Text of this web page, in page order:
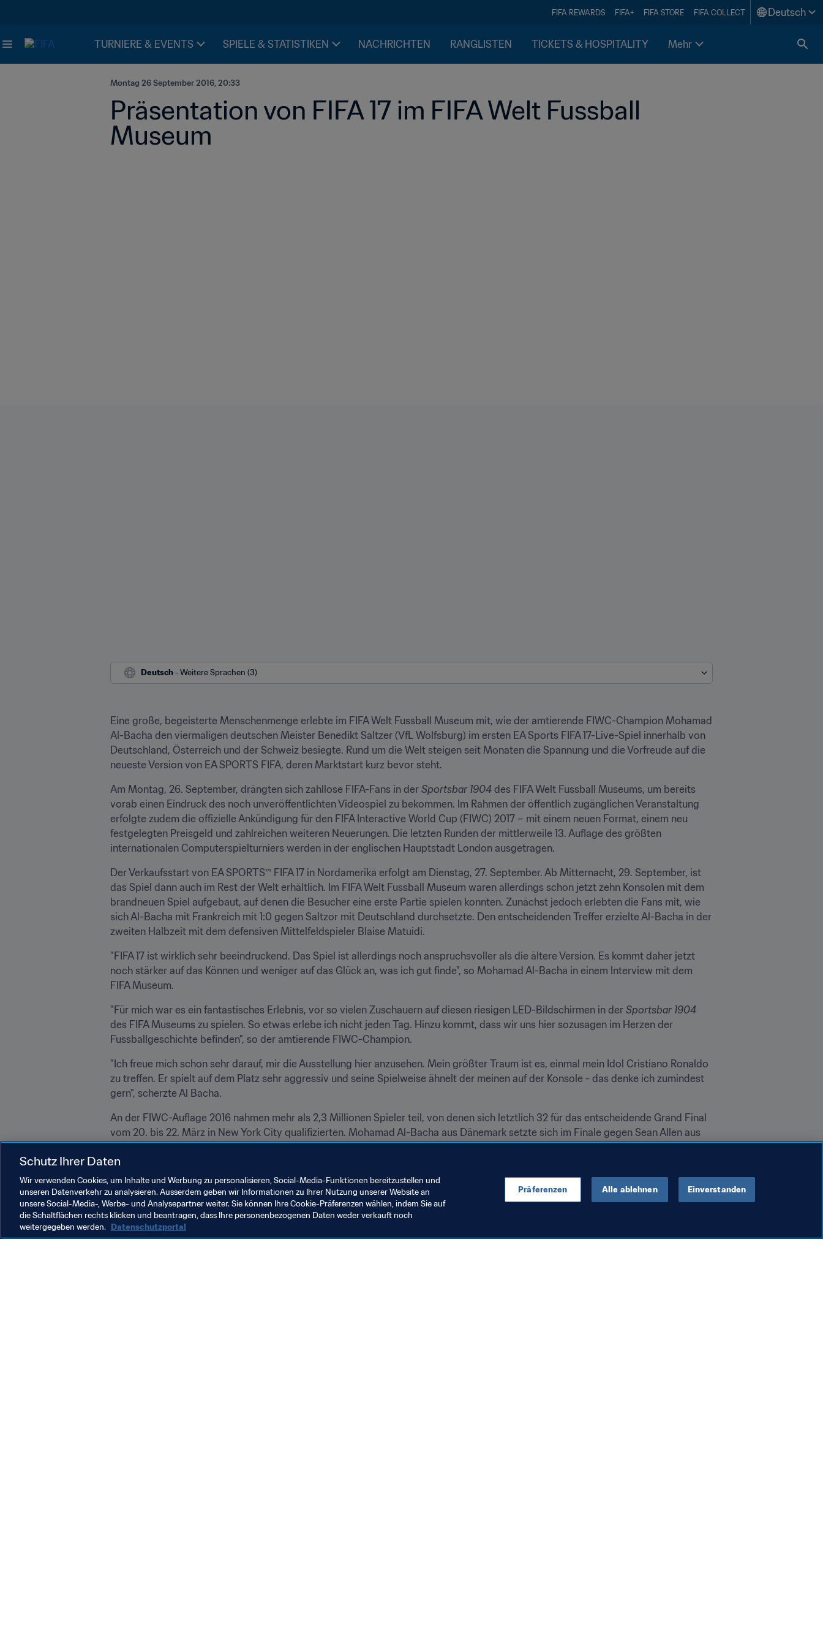
FIFA REWARDS FIFA+ FIFA STORE FIFA COLLECT Deutsch
TURNIERE & EVENTS SPIELE & STATISTIKEN NACHRICHTEN RANGLISTEN TICKETS & HOSPITALITY Mehr
Montag 26 September 2016, 20:33
Präsentation von FIFA 17 im FIFA Welt Fussball
Museum
Deutsch - Weitere Sprachen (3)
Eine große, begeisterte Menschenmenge erlebte im FIFA Welt Fussball Museum mit, wie der amtierende FIWC-Champion Mohamad
Al-Bacha den viermaligen deutschen Meister Benedikt Saltzer (VfL Wolfsburg) im ersten EA Sports FIFA 17-Live-Spiel innerhalb von
Deutschland, Österreich und der Schweiz besiegte. Rund um die Welt steigen seit Monaten die Spannung und die Vorfreude auf die
neueste Version von EA SPORTS FIFA, deren Marktstart kurz bevor steht.
Am Montag, 26. September, drängten sich zahllose FIFA-Fans in der Sportsbar 1904 des FIFA Welt Fussball Museums, um bereits
vorab einen Eindruck des noch unveröffentlichten Videospiel zu bekommen. Im Rahmen der öffentlich zugänglichen Veranstaltung
erfolgte zudem die offizielle Ankündigung für den FIFA Interactive World Cup (FIWC) 2017 – mit einem neuen Format, einem neu
festgelegten Preisgeld und zahlreichen weiteren Neuerungen. Die letzten Runden der mittlerweile 13. Auflage des größten
internationalen Computerspielturniers werden in der englischen Hauptstadt London ausgetragen.
Der Verkaufsstart von EA SPORTS™ FIFA 17 in Nordamerika erfolgt am Dienstag, 27. September. Ab Mitternacht, 29. September, ist
das Spiel dann auch im Rest der Welt erhältlich. Im FIFA Welt Fussball Museum waren allerdings schon jetzt zehn Konsolen mit dem
brandneuen Spiel aufgebaut, auf denen die Besucher eine erste Partie spielen konnten. Zunächst jedoch erlebten die Fans mit, wie
sich Al-Bacha mit Frankreich mit 1:0 gegen Saltzor mit Deutschland durchsetzte. Den entscheidenden Treffer erzielte Al-Bacha in der
zweiten Halbzeit mit dem defensiven Mittelfeldspieler Blaise Matuidi.
"FIFA 17 ist wirklich sehr beeindruckend. Das Spiel ist allerdings noch anspruchsvoller als die ältere Version. Es kommt daher jetzt
noch stärker auf das Können und weniger auf das Glück an, was ich gut finde", so Mohamad Al-Bacha in einem Interview mit dem
FIFA Museum.
"Für mich war es ein fantastisches Erlebnis, vor so vielen Zuschauern auf diesen riesigen LED-Bildschirmen in der Sportsbar 1904
des FIFA Museums zu spielen. So etwas erlebe ich nicht jeden Tag. Hinzu kommt, dass wir uns hier sozusagen im Herzen der
Fussballgeschichte befinden", so der amtierende FIWC-Champion.
"Ich freue mich schon sehr darauf, mir die Ausstellung hier anzusehen. Mein größter Traum ist es, einmal mein Idol Cristiano Ronaldo
zu treffen. Er spielt auf dem Platz sehr aggressiv und seine Spielweise ähnelt der meinen auf der Konsole - das denke ich zumindest
gern", scherzte Al Bacha.
An der FIWC-Auflage 2016 nahmen mehr als 2,3 Millionen Spieler teil, von denen sich letztlich 32 für das entscheidende Grand Final
vom 20. bis 22. März in New York City qualifizierten. Mohamad Al-Bacha aus Dänemark setzte sich im Finale gegen Sean Allen aus
England durch. Nach dem Schlusspfiff der Partie im FIFA-Museum in Zürich stürmten die Zuschauer an die Konsolen, um selbst eine
erste Partie FIFA 17 zu spielen. Viele von ihnen waren so begeistert, dass sie noch lange blieben und einige von ihnen bekamen sogar
die Gelegenheit, sich mit den Stars Al-Bacha und Saltzor zu messen.
Schutz Ihrer Daten
Wir verwenden Cookies, um Inhalte und Werbung zu personalisieren, Social-Media-Funktionen bereitzustellen und
unseren Datenverkehr zu analysieren. Ausserdem geben wir Informationen zu Ihrer Nutzung unserer Website an
unsere Social-Media-, Werbe- und Analysepartner weiter. Sie können Ihre Cookie-Präferenzen wählen, indem Sie auf
die Schaltflächen rechts klicken und beantragen, dass Ihre personenbezogenen Daten weder verkauft noch
weitergegeben werden. Datenschutzportal
Präferenzen Alle ablehnen Einverstanden